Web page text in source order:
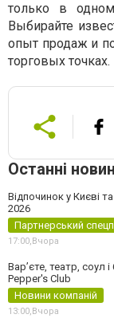
только в
Выбирайте
опыт продаж и
торговых точках.
Останні
Відпочинок у Києві
2026
Партнерський
17:00, Вчора
Вар’єте, театр, соул
Pepper's Club
Новини компаній
13:00, Вчора